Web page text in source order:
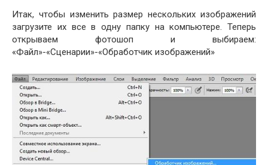
Итак, чтобы изменить размер нескольких изображений
загрузите их все в одну папку на компьютере. Теперь
открываем фотошоп и выбираем:
«Файл»-«Сценарии»-«Обработчик изображений»